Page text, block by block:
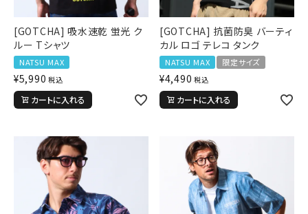
キーワードから探す
[GOTCHA] 吸水速乾 蛍光 ク
ルー Tシャツ
NATSU MAX
¥5,990 税込
カートに入れる
[GOTCHA] 抗菌防臭 バーティ
カル ロゴ テレコ タンク
NATSU MAX 限定サイズ
¥4,490 税込
カートに入れる